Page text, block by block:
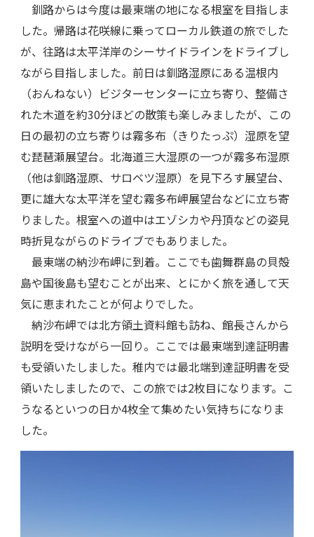
釧路からは今度は最東端の地になる根室を目指しま
した。帰路は花咲線に乗ってローカル鉄道の旅でした
が、往路は太平洋岸のシーサイドラインをドライブし
ながら目指しました。前日は釧路湿原にある温根内
（おんねない）ビジターセンターに立ち寄り、整備さ
れた木道を約30分ほどの散策も楽しみましたが、この
日の最初の立ち寄りは霧多布（きりたっぷ）湿原を望
む琵琶瀬展望台。北海道三大湿原の一つが霧多布湿原
（他は釧路湿原、サロベツ湿原）を見下ろす展望台、
更に雄大な太平洋を望む霧多布岬展望台などに立ち寄
りました。根室への道中はエゾシカや丹頂などの姿見
時折見ながらのドライブでもありました。
最東端の納沙布岬に到着。ここでも歯舞群島の貝殻
島や国後島も望むことが出来、とにかく旅を通して天
気に恵まれたことが何よりでした。
納沙布岬では北方領土資料館も訪ね、館長さんから
説明を受けながら一回り。ここでは最東端到達証明書
も受領いたしました。稚内では最北端到達証明書を受
領いたしましたので、この旅では2枚目になります。こ
うなるといつの日か4枚全て集めたい気持ちになりま
した。